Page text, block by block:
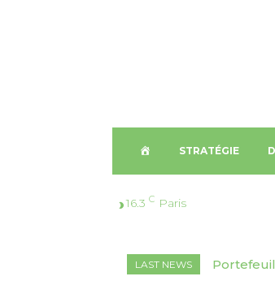
U
STRATÉGIE
16.3 C Paris
LAST NEWS